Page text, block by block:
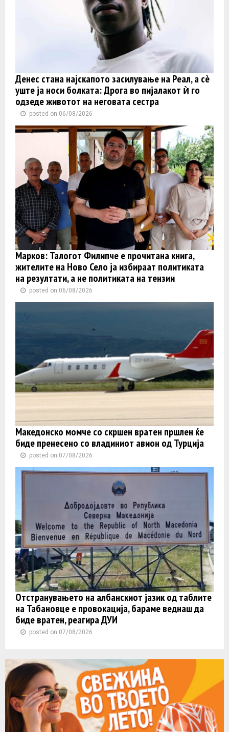
Денес стана најскапото засилување на Реал, а сè
уште ја носи болката: Дрога во пијалакот ѝ го
одзеде животот на неговата сестра
posted on 06/08/2026
Марков: Талогот Филипче е прочитана книга,
жителите на Ново Село ја избираат политиката
на резултати, а не политиката на тензии
posted on 06/08/2026
Македонско момче со скршен вратен пршлен ќе
биде пренесено со владиниот авион од Турција
posted on 07/08/2026
Отстранувањето на албанскиот јазик од таблите
на Табановце е провокација, бараме веднаш да
биде вратен, реагира ДУИ
posted on 07/08/2026